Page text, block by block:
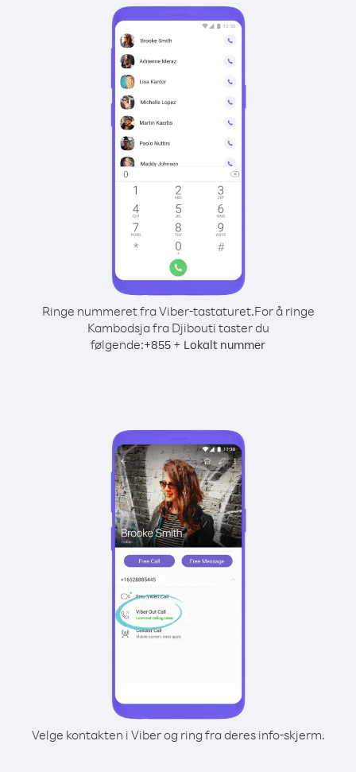
Ringe nummeret fra Viber-tastaturet.For å ringe
Kambodsja fra Djibouti taster du
følgende:+855 + Lokalt nummer
Velge kontakten i Viber og ring fra deres info-skjerm.